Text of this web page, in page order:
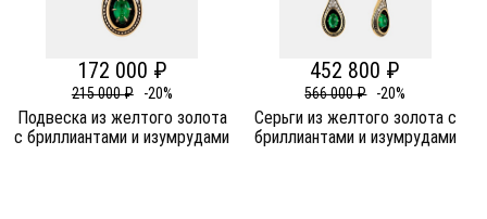
172 000 ₽
215 000 ₽ -20%
Подвеска из желтого золота
c бриллиантами и изумрудами
452 800 ₽
566 000 ₽ -20%
Серьги из желтого золота c
бриллиантами и изумрудами